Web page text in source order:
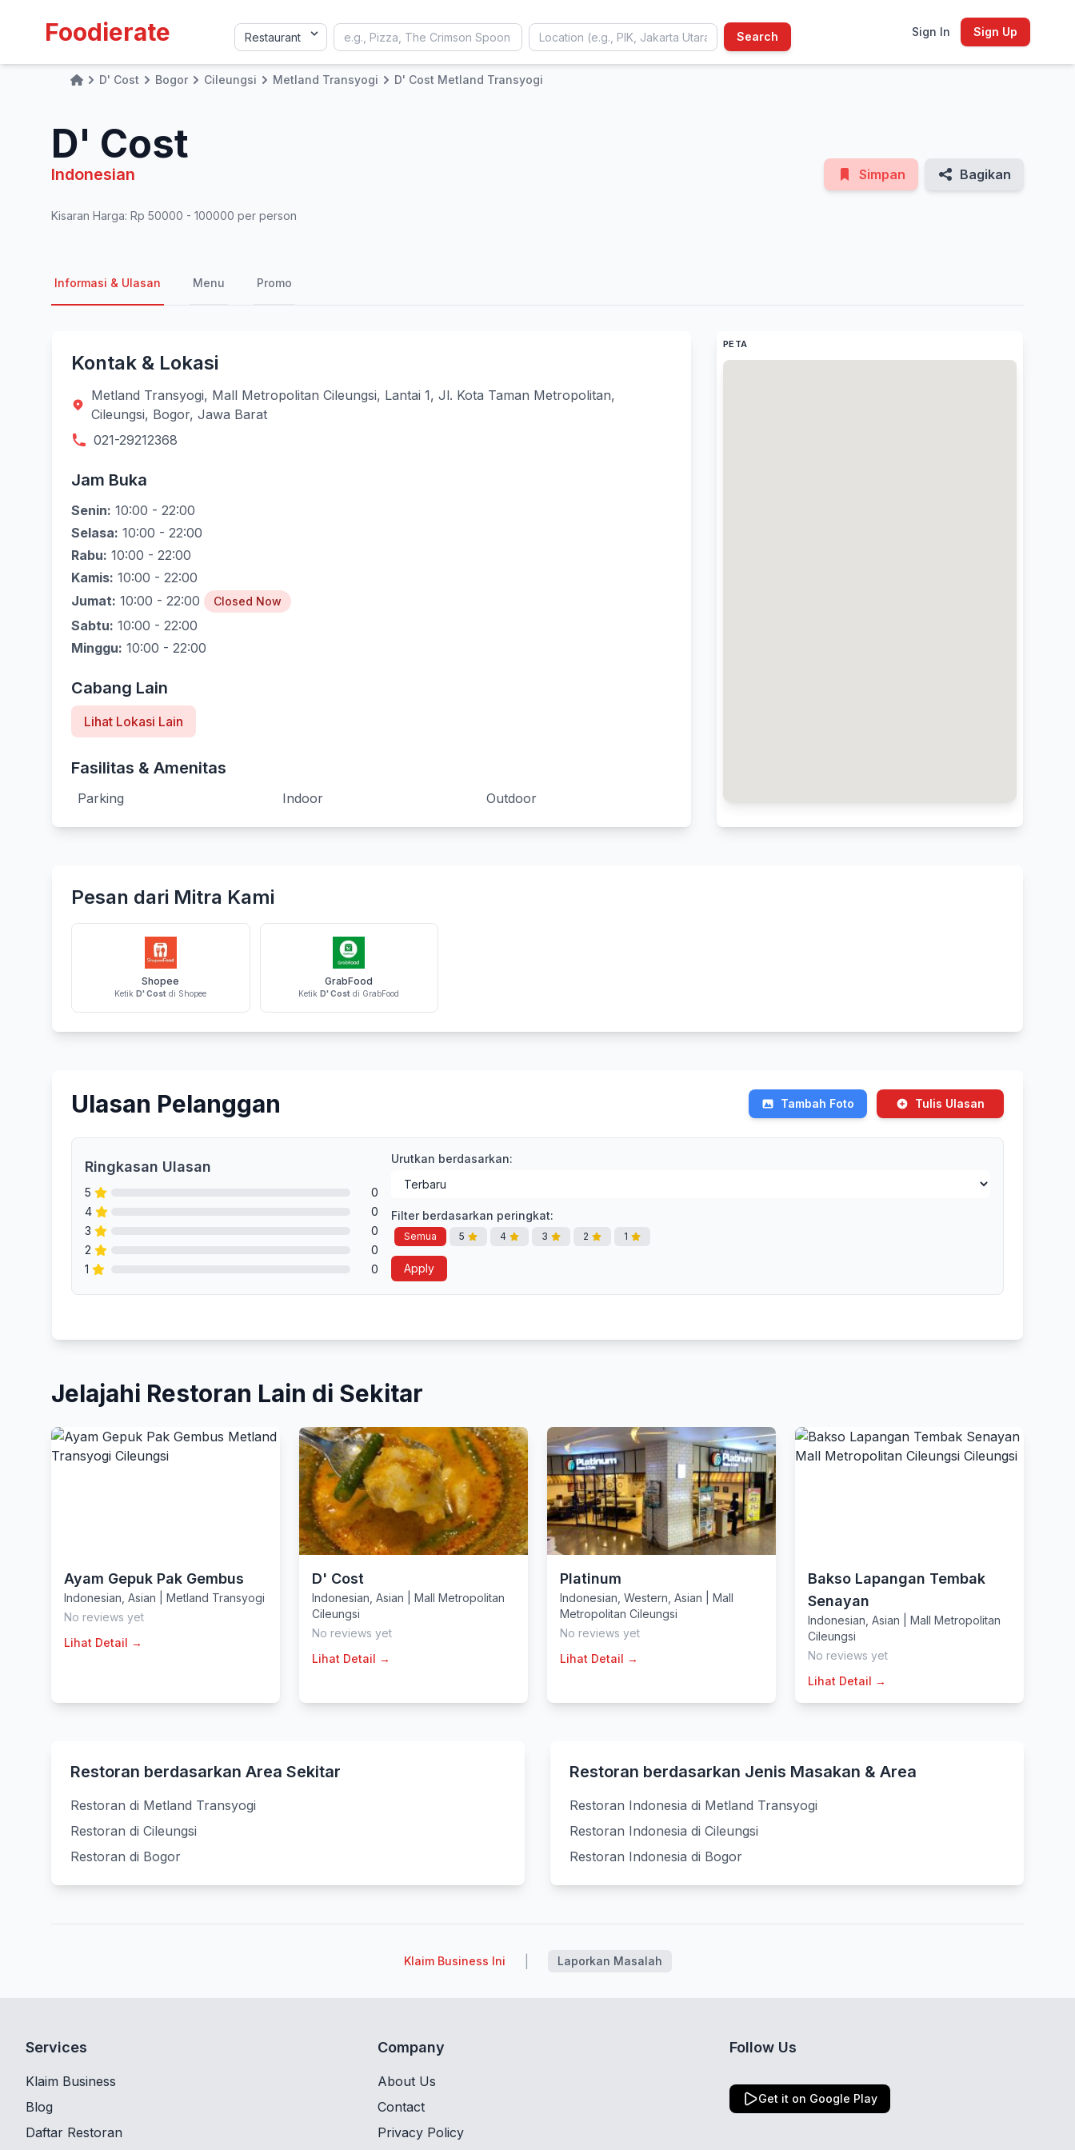
Foodierate Search Sign In Sign Up
HomeD' Cost Bogor Cileungsi Metland Transyogi D' Cost Metland Transyogi
D' Cost
Indonesian
Kisaran Harga: Rp 50000 - 100000 per person
Simpan Bagikan
Informasi & Ulasan Menu Promo
Kontak & Lokasi
Metland Transyogi, Mall Metropolitan Cileungsi, Lantai 1, Jl. Kota Taman Metropolitan,
Cileungsi, Bogor, Jawa Barat
021-29212368
Jam Buka
Senin: 10:00 - 22:00
Selasa: 10:00 - 22:00
Rabu: 10:00 - 22:00
Kamis: 10:00 - 22:00
Jumat: 10:00 - 22:00 Closed Now
Sabtu: 10:00 - 22:00
Minggu: 10:00 - 22:00
Cabang Lain
Lihat Lokasi Lain
Fasilitas & Amenitas
Parking Indoor Outdoor
PETA
Pesan dari Mitra Kami
Shopee
KetikD' Cost di Shopee
GrabFood
KetikD' Cost di GrabFood
Ulasan Pelanggan Tambah Foto Tulis Ulasan
Ringkasan Ulasan
5
0
4
0
3
0
2
0
1
0
Urutkan berdasarkan:
Filter berdasarkan peringkat:
Semua 5 4 3 2 1
Apply
Jelajahi Restoran Lain di Sekitar
Ayam Gepuk Pak Gembus
Indonesian Asian
Metland Transyogi
No reviews yet
Lihat Detail →
D' Cost
Indonesian Asian
Mall Metropolitan
Cileungsi
No reviews yet
Lihat Detail →
Platinum
Indonesian Western Asian
Mall
Metropolitan Cileungsi
No reviews yet
Lihat Detail →
Bakso Lapangan Tembak
Senayan
Indonesian Asian
Mall Metropolitan
Cileungsi
No reviews yet
Lihat Detail →
Restoran berdasarkan Area Sekitar
Restoran di Metland Transyogi
Restoran di Cileungsi
Restoran di Bogor
Restoran berdasarkan Jenis Masakan & Area
Restoran Indonesia di Metland Transyogi
Restoran Indonesia di Cileungsi
Restoran Indonesia di Bogor
Klaim Business Ini Laporkan Masalah
Services
Klaim Business
Blog
Daftar Restoran
Company
About Us
Contact
Privacy Policy
Follow Us
Get it on Google Play